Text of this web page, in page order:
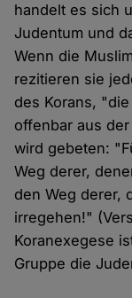
handelt es sich
Judentum und
Wenn die
rezitieren sie
des Korans,
offenbar aus
wird gebeten:
Weg derer,
den Weg derer,
irregehen!"
Koranexegese
Gruppe die